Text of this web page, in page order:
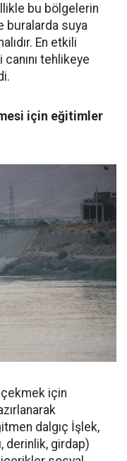
bu bölgelerin
buralarda suya
En etkili
tehlikeye
için eğitimler
için
dalgıç İşlek,
derinlik, girdap)